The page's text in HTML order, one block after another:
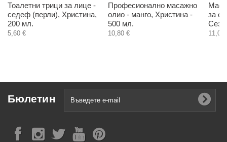
Тоалетни трици за лице -
седеф (перли), Христина,
200 мл.
5,60 €
Професионално масажно
олио - манго, Христина -
500 мл.
10,80 €
за
11,00
Бюлетин